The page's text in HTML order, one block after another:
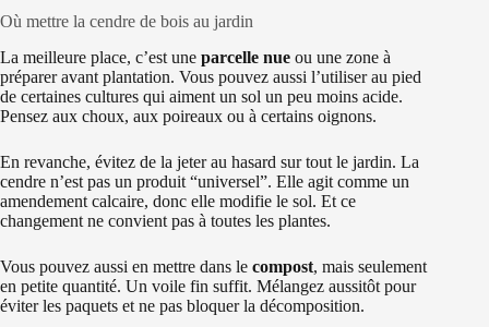
Où mettre la cendre de bois au jardin
La meilleure place, c’est une parcelle nue ou une zone à
préparer avant plantation. Vous pouvez aussi l’utiliser au pied
de certaines cultures qui aiment un sol un peu moins acide.
Pensez aux choux, aux poireaux ou à certains oignons.
En revanche, évitez de la jeter au hasard sur tout le jardin. La
cendre n’est pas un produit “universel”. Elle agit comme un
amendement calcaire, donc elle modifie le sol. Et ce
changement ne convient pas à toutes les plantes.
Vous pouvez aussi en mettre dans le compost, mais seulement
en petite quantité. Un voile fin suffit. Mélangez aussitôt pour
éviter les paquets et ne pas bloquer la décomposition.